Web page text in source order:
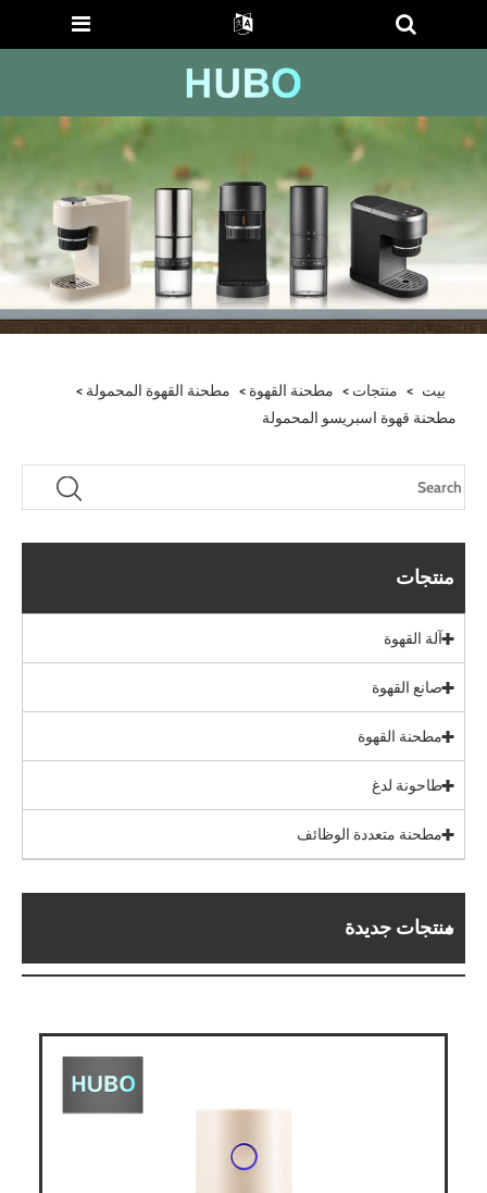
بيت > منتجات > مطحنة القهوة > مطحنة القهوة المحمولة >
مطحنة قهوة اسبريسو المحمولة
منتجات
آلة القهوة
صانع القهوة
مطحنة القهوة
طاحونة لدغ
مطحنة متعددة الوظائف
منتجات جديدة